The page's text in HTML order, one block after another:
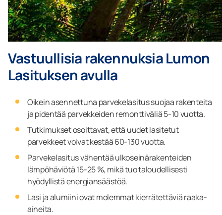
Vastuullisia rakennuksia Lumon
Lasituksen avulla
Oikein asennettuna parvekelasitus suojaa rakenteita
ja pidentää parvekkeiden remonttiväliä 5-10 vuotta.
Tutkimukset osoittavat, että uudet lasitetut
parvekkeet voivat kestää 60-130 vuotta.
Parvekelasitus vähentää ulkoseinärakenteiden
lämpöhäviötä 15-25 %, mikä tuo taloudellisesti
hyödyllistä energiansäästöä.
Lasi ja alumiini ovat molemmat kierrätettäviä raaka-
aineita.